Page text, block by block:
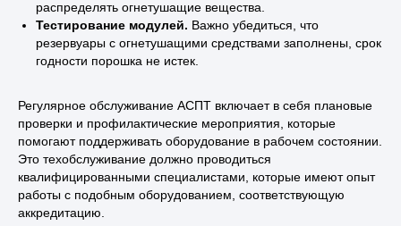
распределять огнетушащие вещества.
Тестирование модулей. Важно убедиться, что
резервуары с огнетушащими средствами заполнены, срок
годности порошка не истек.
Регулярное обслуживание АСПТ включает в себя плановые
проверки и профилактические мероприятия, которые
помогают поддерживать оборудование в рабочем состоянии.
Это техобслуживание должно проводиться
квалифицированными специалистами, которые имеют опыт
работы с подобным оборудованием, соответствующую
аккредитацию.